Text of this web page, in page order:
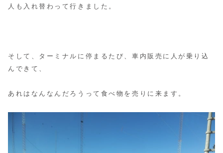
人も入れ替わって行きました。
そして、ターミナルに停まるたび、車内販売に人が乗り込
んできて、
あれはなんなんだろうって食べ物を売りに来ます。